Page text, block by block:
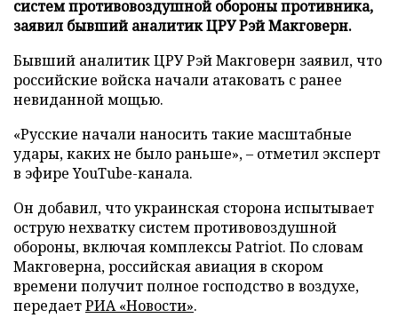
систем противовоздушной обороны противника,
заявил бывший аналитик ЦРУ Рэй Макговерн.
Бывший аналитик ЦРУ Рэй Макговерн заявил, что
российские войска начали атаковать с ранее
невиданной мощью.
«Русские начали наносить такие масштабные
удары, каких не было раньше», – отметил эксперт
в эфире YouTube-канала.
Он добавил, что украинская сторона испытывает
острую нехватку систем противовоздушной
обороны, включая комплексы Patriot. По словам
Макговерна, российская авиация в скором
времени получит полное господство в воздухе,
передаетРИА «Новости».